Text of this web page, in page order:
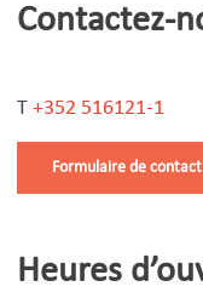
Contactez-
T +352 516121-1
Formulaire de contact
Heures